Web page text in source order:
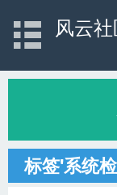
风云社
标签'系统